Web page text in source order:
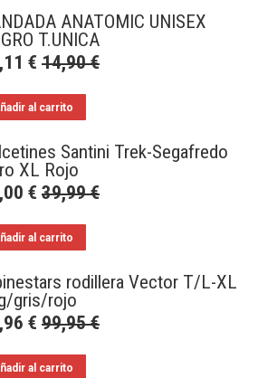
ANATOMIC UNISEX
T.UNICA
€ 14,90€
al carrito
Santini Trek-Segafredo
XL Rojo
€ 39,99€
al carrito
rodillera Vector T/L-XL
gris/rojo
€ 99,95€
al carrito